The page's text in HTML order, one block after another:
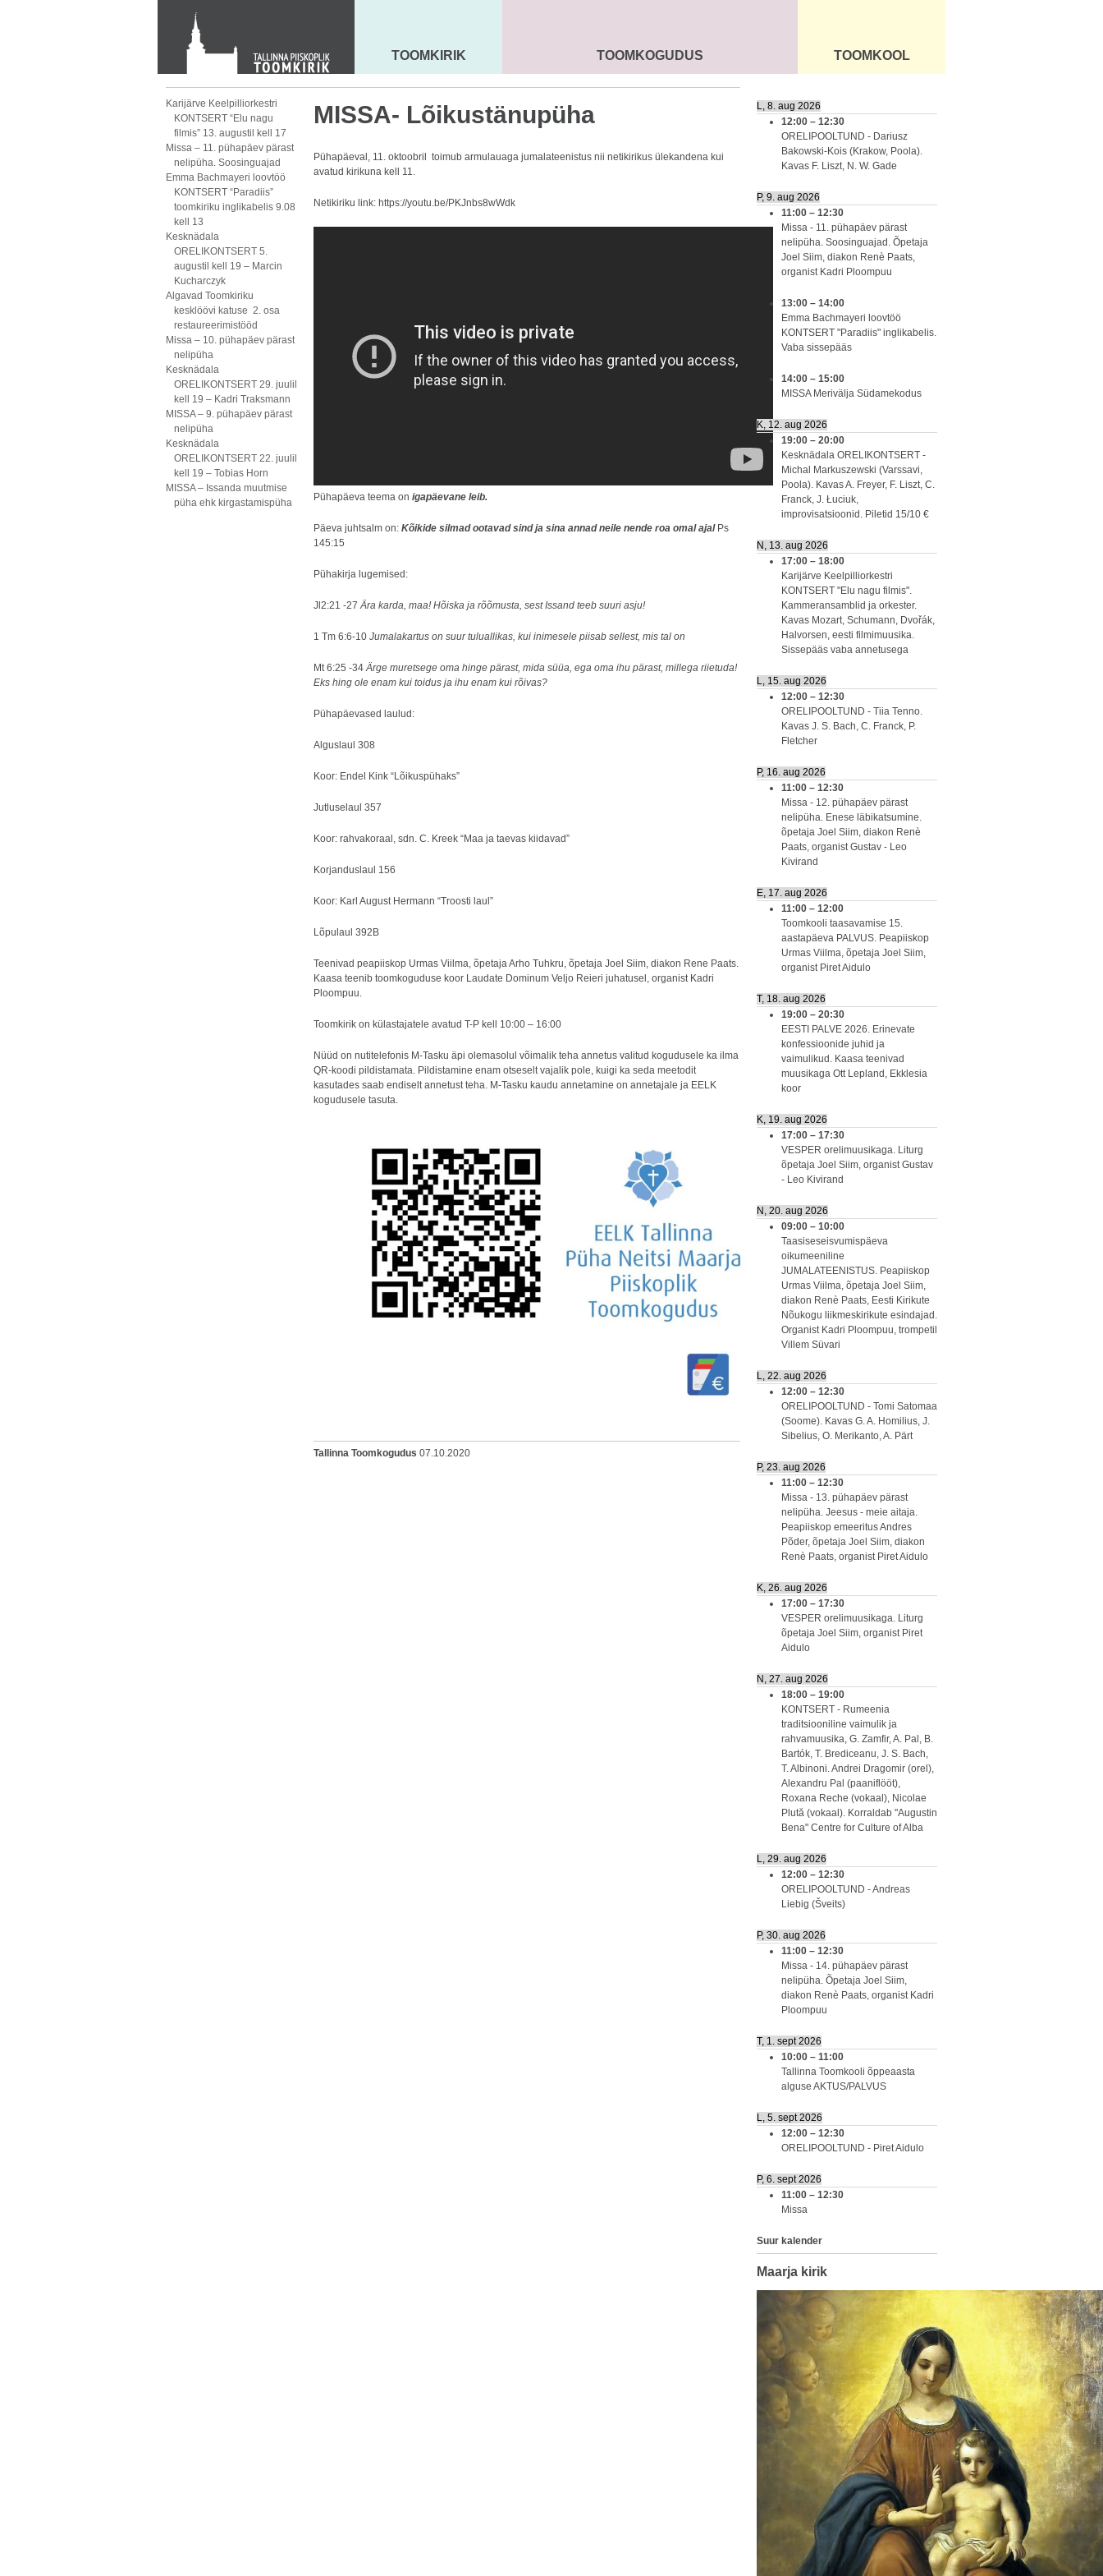
KONTAKT
Toom-Kooli 6, 10130 TALLINN
tallinna.toom@eelk.ee
MAARJA KIRIK
TOOMKIRIK SEENIORID KOGUDUS
TOOMKOGUDUS ÜLDINFO
TOOMKOOL
Karijärve Keelpilliorkestri
KONTSERT “Elu nagu
filmis” 13. augustil kell 17
Missa – 11. pühapäev pärast
nelipüha. Soosinguajad
Emma Bachmayeri loovtöö
KONTSERT “Paradiis”
toomkiriku inglikabelis 9.08
kell 13
Kesknädala
ORELIKONTSERT 5.
augustil kell 19 – Marcin
Kucharczyk
Algavad Toomkiriku
kesklöövi katuse 2. osa
restaureerimistööd
Missa – 10. pühapäev pärast
nelipüha
Kesknädala
ORELIKONTSERT 29. juulil
kell 19 – Kadri Traksmann
MISSA – 9. pühapäev pärast
nelipüha
Kesknädala
ORELIKONTSERT 22. juulil
kell 19 – Tobias Horn
MISSA – Issanda muutmise
püha ehk kirgastamispüha
MISSA- Lõikustänupüha
Pühapäeval, 11. oktoobril toimub armulauaga jumalateenistus nii netikirikus ülekandena kui
avatud kirikuna kell 11.
Netikiriku link: https://youtu.be/PKJnbs8wWdk
Pühapäeva teema on igapäevane leib.
Päeva juhtsalm on: Kõikide silmad ootavad sind ja sina annad neile nende roa omal ajal Ps
145:15
Pühakirja lugemised:
Jl2:21 -27Ära karda, maa! Hõiska ja rõõmusta, sest Issand teeb suuri asju!
1 Tm 6:6-10 Jumalakartus on suur tuluallikas, kui inimesele piisab sellest, mis tal on
Mt 6:25 -34Ärge muretsege oma hinge pärast, mida süüa, ega oma ihu pärast, millega riietuda!
Eks hing ole enam kui toidus ja ihu enam kui rõivas?
Pühapäevased laulud:
Alguslaul 308
Koor: Endel Kink “Lõikuspühaks”
Jutluselaul 357
Koor: rahvakoraal, sdn. C. Kreek “Maa ja taevas kiidavad”
Korjanduslaul 156
Koor: Karl August Hermann “Troosti laul”
Lõpulaul 392B
Teenivad peapiiskop Urmas Viilma, õpetaja Arho Tuhkru, õpetaja Joel Siim, diakon Rene Paats.
Kaasa teenib toomkoguduse koor Laudate Dominum Veljo Reieri juhatusel, organist Kadri
Ploompuu.
Toomkirik on külastajatele avatud T-P kell 10:00 – 16:00
Nüüd on nutitelefonis M-Tasku äpi olemasolul võimalik teha annetus valitud kogudusele ka ilma
QR-koodi pildistamata. Pildistamine enam otseselt vajalik pole, kuigi ka seda meetodit
kasutades saab endiselt annetust teha. M-Tasku kaudu annetamine on annetajale ja EELK
kogudusele tasuta.
Tallinna Toomkogudus 07.10.2020
L, 8. aug 2026
12:00 – 12:30
ORELIPOOLTUND - Dariusz
Bakowski-Kois (Krakow, Poola).
Kavas F. Liszt, N. W. Gade
P, 9. aug 2026
11:00 – 12:30
Missa - 11. pühapäev pärast
nelipüha. Soosinguajad. Õpetaja
Joel Siim, diakon Renè Paats,
organist Kadri Ploompuu
13:00 – 14:00
Emma Bachmayeri loovtöö
KONTSERT "Paradiis" inglikabelis.
Vaba sissepääs
14:00 – 15:00
MISSA Merivälja Südamekodus
K, 12. aug 2026
19:00 – 20:00
Kesknädala ORELIKONTSERT -
Michal Markuszewski (Varssavi,
Poola). Kavas A. Freyer, F. Liszt, C.
Franck, J. Łuciuk,
improvisatsioonid. Piletid 15/10 €
N, 13. aug 2026
17:00 – 18:00
Karijärve Keelpilliorkestri
KONTSERT "Elu nagu filmis".
Kammeransamblid ja orkester.
Kavas Mozart, Schumann, Dvořák,
Halvorsen, eesti filmimuusika.
Sissepääs vaba annetusega
L, 15. aug 2026
12:00 – 12:30
ORELIPOOLTUND - Tiia Tenno.
Kavas J. S. Bach, C. Franck, P.
Fletcher
P, 16. aug 2026
11:00 – 12:30
Missa - 12. pühapäev pärast
nelipüha. Enese läbikatsumine.
õpetaja Joel Siim, diakon Renè
Paats, organist Gustav - Leo
Kivirand
E, 17. aug 2026
11:00 – 12:00
Toomkooli taasavamise 15.
aastapäeva PALVUS. Peapiiskop
Urmas Viilma, õpetaja Joel Siim,
organist Piret Aidulo
T, 18. aug 2026
19:00 – 20:30
EESTI PALVE 2026. Erinevate
konfessioonide juhid ja
vaimulikud. Kaasa teenivad
muusikaga Ott Lepland, Ekklesia
koor
K, 19. aug 2026
17:00 – 17:30
VESPER orelimuusikaga. Liturg
õpetaja Joel Siim, organist Gustav
- Leo Kivirand
N, 20. aug 2026
09:00 – 10:00
Taasiseseisvumispäeva
oikumeeniline
JUMALATEENISTUS. Peapiiskop
Urmas Viilma, õpetaja Joel Siim,
diakon Renè Paats, Eesti Kirikute
Nõukogu liikmeskirikute esindajad.
Organist Kadri Ploompuu, trompetil
Villem Süvari
L, 22. aug 2026
12:00 – 12:30
ORELIPOOLTUND - Tomi Satomaa
(Soome). Kavas G. A. Homilius, J.
Sibelius, O. Merikanto, A. Pärt
P, 23. aug 2026
11:00 – 12:30
Missa - 13. pühapäev pärast
nelipüha. Jeesus - meie aitaja.
Peapiiskop emeeritus Andres
Põder, õpetaja Joel Siim, diakon
Renè Paats, organist Piret Aidulo
K, 26. aug 2026
17:00 – 17:30
VESPER orelimuusikaga. Liturg
õpetaja Joel Siim, organist Piret
Aidulo
N, 27. aug 2026
18:00 – 19:00
KONTSERT - Rumeenia
traditsiooniline vaimulik ja
rahvamuusika, G. Zamfir, A. Pal, B.
Bartók, T. Brediceanu, J. S. Bach,
T. Albinoni. Andrei Dragomir (orel),
Alexandru Pal (paaniflööt),
Roxana Reche (vokaal), Nicolae
Plută (vokaal). Korraldab "Augustin
Bena" Centre for Culture of Alba
L, 29. aug 2026
12:00 – 12:30
ORELIPOOLTUND - Andreas
Liebig (Šveits)
P, 30. aug 2026
11:00 – 12:30
Missa - 14. pühapäev pärast
nelipüha. Õpetaja Joel Siim,
diakon Renè Paats, organist Kadri
Ploompuu
T, 1. sept 2026
10:00 – 11:00
Tallinna Toomkooli õppeaasta
alguse AKTUS/PALVUS
L, 5. sept 2026
12:00 – 12:30
ORELIPOOLTUND - Piret Aidulo
P, 6. sept 2026
11:00 – 12:30
Missa
Suur kalender
Maarja kirik